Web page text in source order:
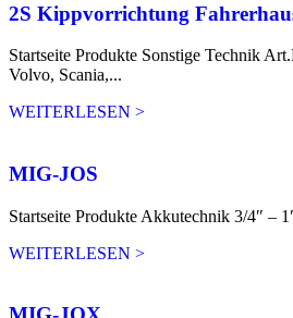
2S Kippvorrichtung
Startseite Produkte Sonstige Technik
Volvo, Scania,...
WEITERLESEN >
MIG-JOS
Startseite Produkte Akkutechnik 3/4″ –
WEITERLESEN >